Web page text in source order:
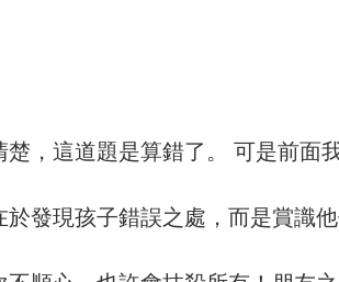
，這道題是算錯了。 可是前面
發現孩子錯誤之處，而是賞識他